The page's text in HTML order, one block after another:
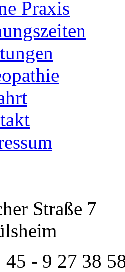
Praxis
Straße 7
45 - 9 27 38